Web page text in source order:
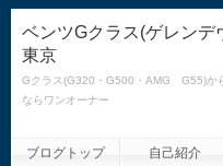
ベンツGクラス(ゲレンデ
東京
Gクラス(G320・G500・AMG G55)か
ならワンオーナー
ブログトップ 自己紹介